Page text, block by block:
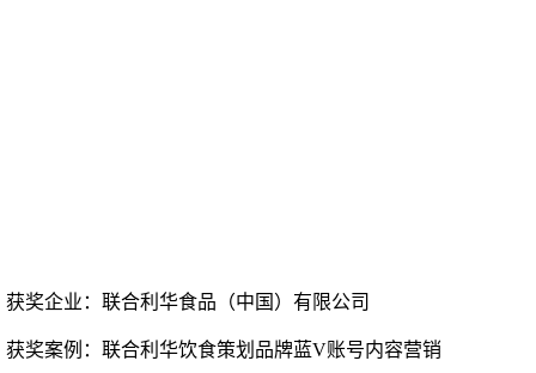
获奖企业： 联合利华食品（中国）有限公司
获奖案例： 联合利华饮食策划品牌蓝V账号内容营销